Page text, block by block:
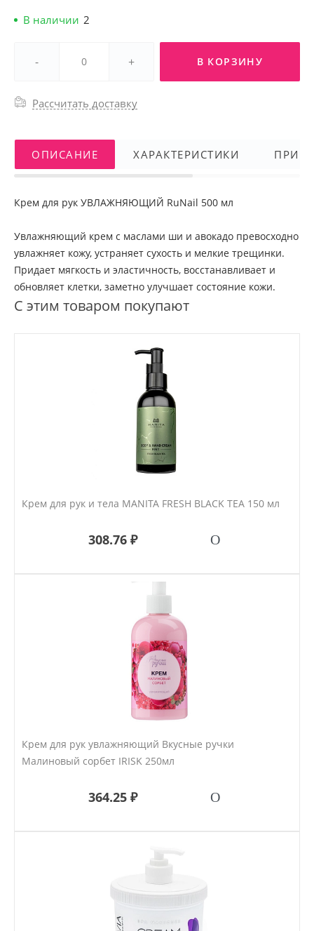
В наличии 2
- + В КОРЗИНУ
Рассчитать доставку
ОПИСАНИЕ ХАРАКТЕРИСТИКИ
Крем для рук УВЛАЖНЯЮЩИЙ RuNail 500 мл
Увлажняющий крем с маслами ши и авокадо превосходно
увлажняет кожу, устраняет сухость и мелкие трещинки.
Придает мягкость и эластичность, восстанавливает и
обновляет клетки, заметно улучшает состояние кожи.
С этим товаром покупают
Крем для рук и тела MANITA FRESH BLACK TEA 150 мл
308.76 ₽
Крем для рук увлажняющий Вкусные ручки
Малиновый сорбет IRISK 250мл
364.25 ₽